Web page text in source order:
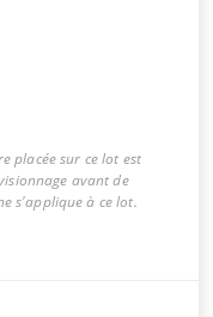
placée sur ce lot est
avant de
s'applique à ce lot.